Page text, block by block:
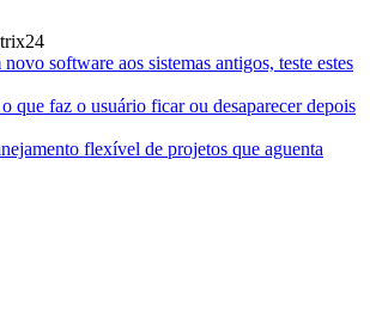
software aos sistemas antigos, teste estes
que faz o usuário ficar ou desaparecer depois
flexível de projetos que aguenta